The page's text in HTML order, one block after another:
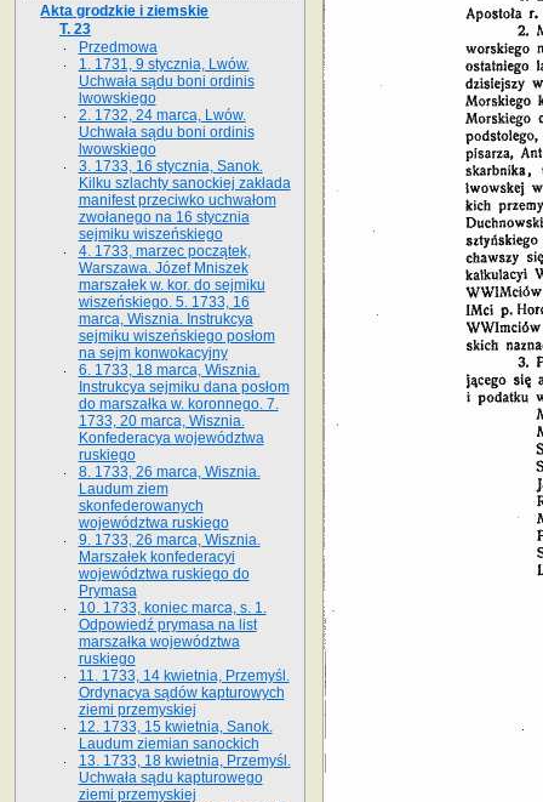
Akta grodzkie i ziemskie
T. 23
Przedmowa
1. 1731, 9 stycznia, Lwów.
Uchwała sądu boni ordinis
lwowskiego
2. 1732, 24 marca, Lwów.
Uchwała sądu boni ordinis
lwowskiego
3. 1733, 16 stycznia, Sanok.
Kilku szlachty sanockiej zakłada
manifest przeciwko uchwałom
zwołanego na 16 stycz­nia
sejmiku wiszeńskiego
4. 1733, marzec początek,
Warszawa. Józef Mniszek
marszałek w. kor. do sejmiku
wiszeńskiego. 5. 1733, 16
marca, Wisznia. Instrukcya
sejmiku wiszeńskiego posłom
na sejm konwokacyjny
6. 1733, 18 marca, Wisznia.
Instrukcya sejmiku dana posłom
do marszałka w. koronnego. 7.
1733, 20 marca, Wisznia.
Konfederacya województwa
ruskiego
8. 1733, 26 marca, Wisznia.
Laudum ziem
skonfederowanych
województwa ruskiego
9. 1733, 26 marca, Wisznia.
Marszałek konfederacyi
województwa ruskiego do
Prymasa
10. 1733, koniec marca, s. 1.
Odpowiedź prymasa na list
marszałka województwa
ruskiego
11. 1733, 14 kwietnia, Przemyśl.
Ordynacya sądów kapturowych
ziemi przemyskiej
12. 1733, 15 kwietnia, Sanok.
Laudum ziemian sanockich
13. 1733, 18 kwietnia, Przemyśl.
Uchwała sądu kapturowego
ziemi przemyskiej